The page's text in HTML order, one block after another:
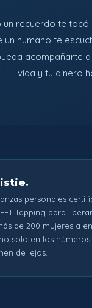
un recuerdo te
humano te
acompañarte
vida y tu dinero
personales
Tapping para
de 200 mujeres a
solo en los
de lejos.